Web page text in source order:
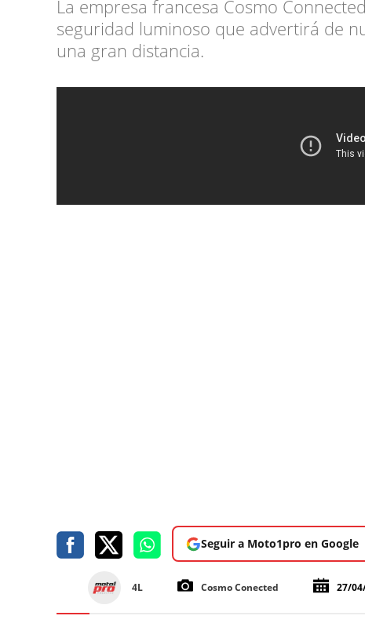
La empresa francesa Cosmo
seguridad luminoso que advertirá de
una gran distancia.
Seguir a Moto1pro en Google
4L Cosmo Conected 27/